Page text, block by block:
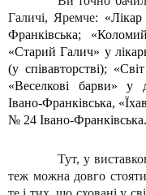
Галичі, Яремче:
Франківська;
«Старий Галич» у
(у співавторстві);
«Веселкові барви» у
Івано-Франківська,
№ 24 Івано-Франківська.
Тут, у
теж можна довго